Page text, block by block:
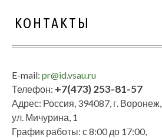
КОНТАКТЫ
E-mail: pr@id.vsau.ru
Телефон: +7(473) 253-81-57
Адрес: Россия, 394087, г. Воронеж,
ул. Мичурина, 1
График работы: с 8:00 до 17:00,